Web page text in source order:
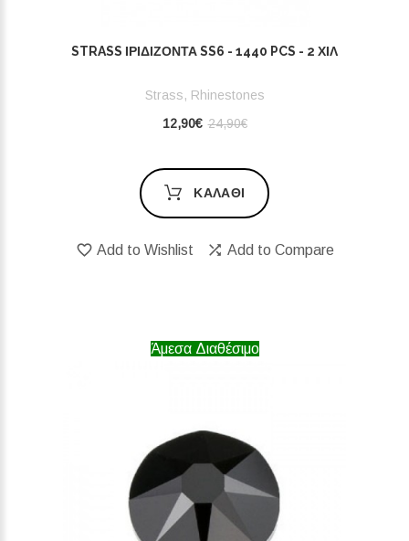
STRASS ΙΡΙΔΊΖΟΝΤΑ SS6 - 1440 PCS - 2 ΧΙΛ
Strass, Rhinestones
12,90€ 24,90€
ΚΑΛΆΘΙ
Add to Wishlist Add to Compare
Άμεσα Διαθέσιμο